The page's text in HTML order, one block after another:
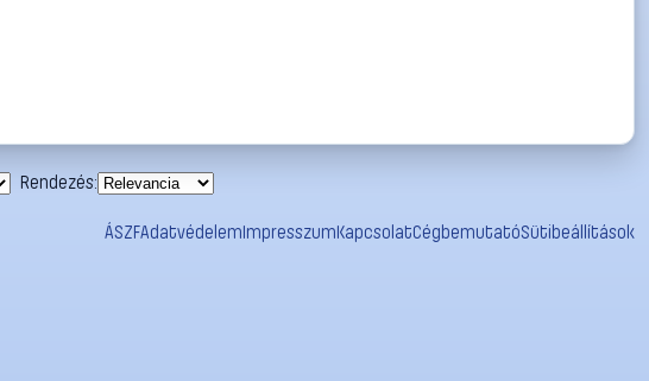
Rendezés:
ÁSZFAdatvédelemImpresszumKapcsolatCégbemutatóSütibeállítások